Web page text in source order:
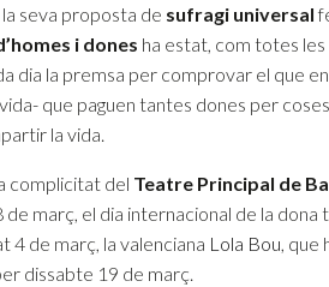
seva proposta de sufragi universal
i dones ha estat, com totes
dia la premsa per comprovar el que
que paguen tantes dones per
la vida.
complicitat del Teatre Principal de
març, el dia internacional de la dona
4 de març, la valenciana Lola Bou, que
dissabte 19 de març.